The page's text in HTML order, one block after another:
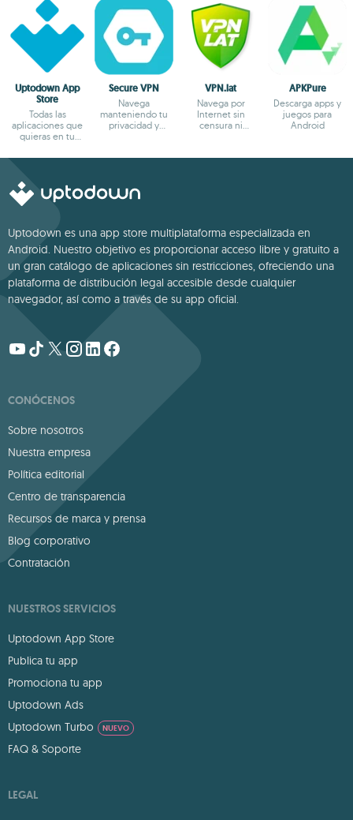
Uptodown App
Store
Todas las
aplicaciones que
quieras en tu
Secure VPN
Navega
manteniendo tu
privacidad y
VPN.lat
Navega por
Internet sin
censura ni
APKPure
Descarga apps y
juegos para
Android
Uptodown es una app store multiplataforma especializada en
Android. Nuestro objetivo es proporcionar acceso libre y gratuito a
un gran catálogo de aplicaciones sin restricciones, ofreciendo una
plataforma de distribución legal accesible desde cualquier
navegador, así como a través de su app oficial.
CONÓCENOS
Sobre nosotros
Nuestra empresa
Política editorial
Centro de transparencia
Recursos de marca y prensa
Blog corporativo
Contratación
NUESTROS SERVICIOS
Uptodown App Store
Publica tu app
Promociona tu app
Uptodown Ads
Uptodown Turbo
NUEVO
FAQ & Soporte
LEGAL